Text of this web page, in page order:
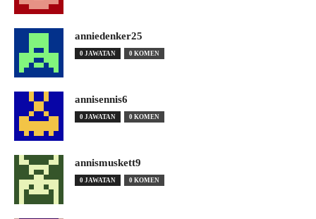
anniedenker25
0 JAWATAN 0 KOMEN
annisennis6
0 JAWATAN 0 KOMEN
annismuskett9
0 JAWATAN 0 KOMEN